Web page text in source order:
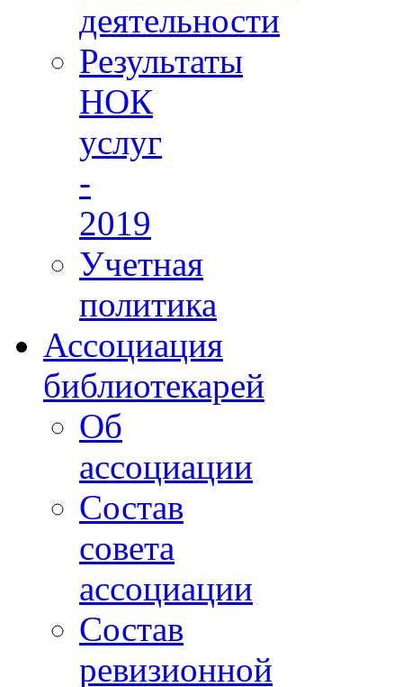
деятельности
Результаты
НОК
услуг
-
2019
Учетная
политика
Ассоциация
библиотекарей
Об
ассоциации
Состав
совета
ассоциации
Состав
ревизионной